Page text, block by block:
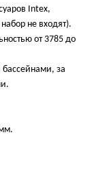
Intex,
не входят).
от 3785 до
за